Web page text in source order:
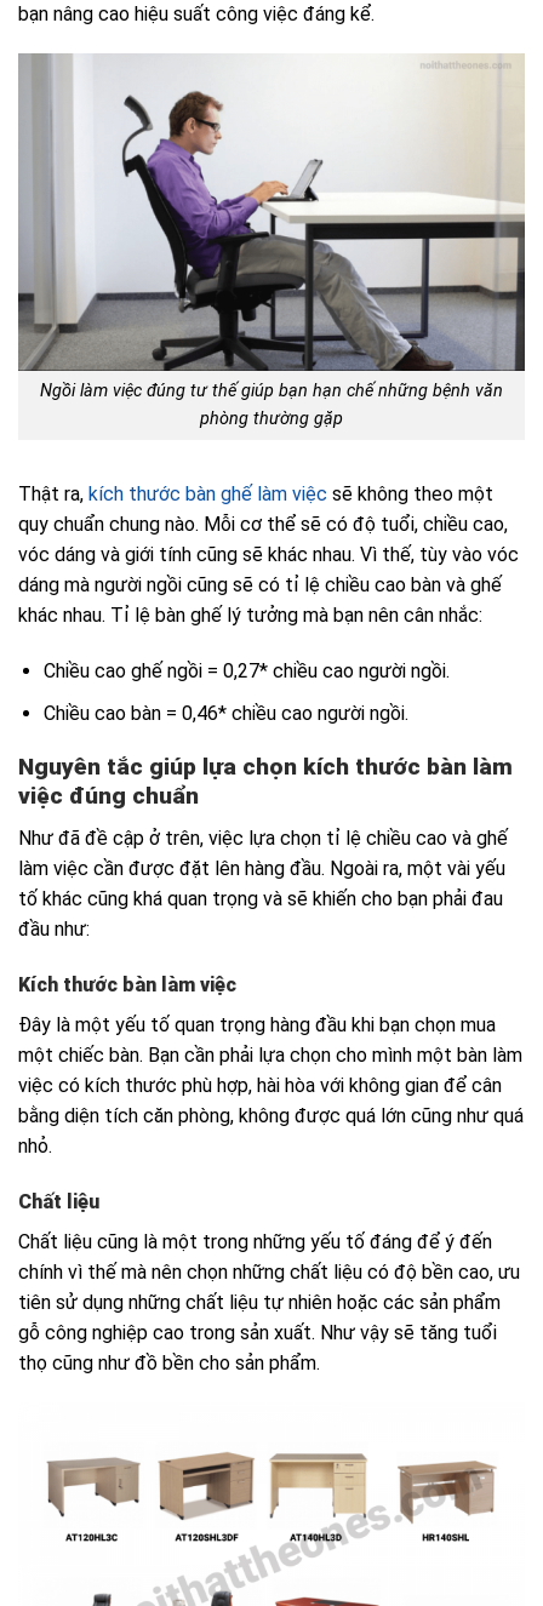
bạn nâng cao hiệu suất công việc đáng kể.
Ngồi làm việc đúng tư thế giúp bạn hạn chế những bệnh văn
phòng thường gặp
Thật ra, kích thước bàn ghế làm việc sẽ không theo một
quy chuẩn chung nào. Mỗi cơ thể sẽ có độ tuổi, chiều cao,
vóc dáng và giới tính cũng sẽ khác nhau. Vì thế, tùy vào vóc
dáng mà người ngồi cũng sẽ có tỉ lệ chiều cao bàn và ghế
khác nhau. Tỉ lệ bàn ghế lý tưởng mà bạn nên cân nhắc:
Chiều cao ghế ngồi = 0,27* chiều cao người ngồi.
Chiều cao bàn = 0,46* chiều cao người ngồi.
Nguyên tắc giúp lựa chọn kích thước bàn làm
việc đúng chuẩn
Như đã đề cập ở trên, việc lựa chọn tỉ lệ chiều cao và ghế
làm việc cần được đặt lên hàng đầu. Ngoài ra, một vài yếu
tố khác cũng khá quan trọng và sẽ khiến cho bạn phải đau
đầu như:
Kích thước bàn làm việc
Đây là một yếu tố quan trọng hàng đầu khi bạn chọn mua
một chiếc bàn. Bạn cần phải lựa chọn cho mình một bàn làm
việc có kích thước phù hợp, hài hòa với không gian để cân
bằng diện tích căn phòng, không được quá lớn cũng như quá
nhỏ.
Chất liệu
Chất liệu cũng là một trong những yếu tố đáng để ý đến
chính vì thế mà nên chọn những chất liệu có độ bền cao, ưu
tiên sử dụng những chất liệu tự nhiên hoặc các sản phẩm
gỗ công nghiệp cao trong sản xuất. Như vậy sẽ tăng tuổi
thọ cũng như đồ bền cho sản phẩm.